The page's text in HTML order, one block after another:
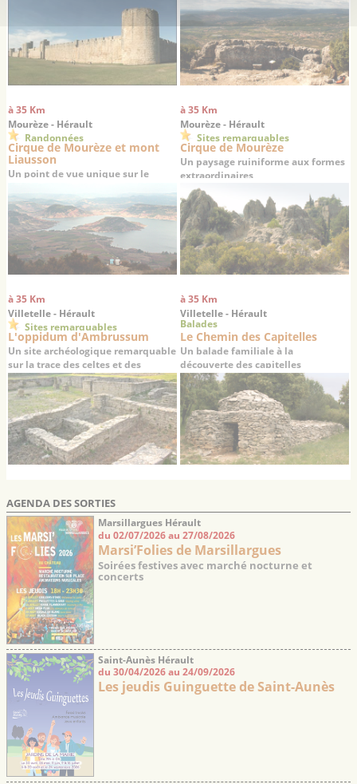
à 35 Km
Mourèze - Hérault
Randonnées
Cirque de Mourèze et mont
Liausson
Un point de vue unique sur le
à 35 Km
Mourèze - Hérault
Sites remarquables
Cirque de Mourèze
Un paysage ruiniforme aux formes
extraordinaires
à 35 Km
Villetelle - Hérault
Sites remarquables
L'oppidum d'Ambrussum
Un site archéologique remarquable
sur la trace des celtes et des
romains
à 35 Km
Villetelle - Hérault
Balades
Le Chemin des Capitelles
Un balade familiale à la
découverte des capitelles
AGENDA DES SORTIES
Marsillargues Hérault
du 02/07/2026 au 27/08/2026
Marsi’Folies de Marsillargues
Soirées festives avec marché nocturne et
concerts
Saint-Aunès Hérault
du 30/04/2026 au 24/09/2026
Les jeudis Guinguette de Saint-Aunès